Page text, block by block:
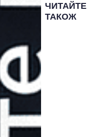
ЧИТАЙТЕ
ТАКОЖ